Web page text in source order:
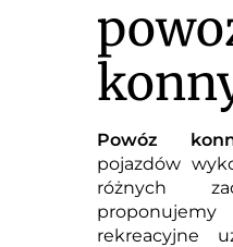
Powóz
pojazdów
różnych
rekreacyjne